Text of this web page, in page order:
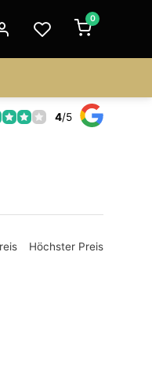
0
Seit 18
4/5
Höchster Preis